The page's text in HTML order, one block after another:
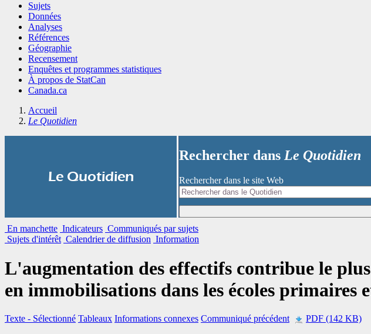
Sujets
Données
Analyses
Références
Géographie
Recensement
Enquêtes et programmes statistiques
À propos de StatCan
Canada.ca
Accueil
Le Quotidien
Le Quotidien
Rechercher dans Le Quotidien
Rechercher dans le site Web
En manchette Indicateurs Communiqués par sujets
Sujets d'intérêt Calendrier de diffusion Information
L'augmentation des effectifs contribue le
en immobilisations dans les écoles primaires
Texte - Sélectionné Tableaux Informations connexes Communiqué précédent PDF (142 KB)